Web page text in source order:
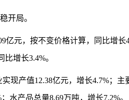
开局。
亿元，按不变价格计算，同比增长
比增长3.4%。
实现产值12.38亿元，增长4.7%；主
；水产品总量8.69万吨，增长7.2%。